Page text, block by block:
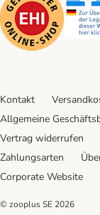
Kontakt
Allgemeine
Vertrag widerrufen
Zahlungsarten
Corporate Website
© zooplus SE 2026